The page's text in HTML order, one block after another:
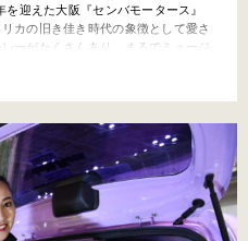
迎えた大阪『センバモータース』
カの旧き佳き時代の象徴として愛さ
ーがたくさんあり、まるでミュージ
いただきましたが、今回はその後
レジェンドモデル…